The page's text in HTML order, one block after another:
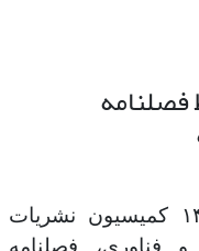
براساس نتایج ارزیابی سال ۱۴۰۴ کمیسیون نشریات